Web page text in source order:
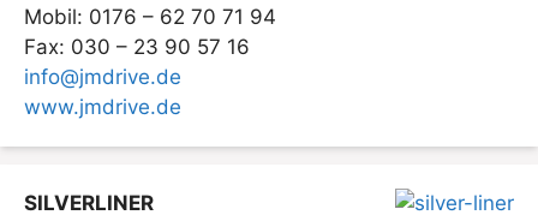
Mobil: 0176 – 62 70 71 94
Fax: 030 – 23 90 57 16
info@jmdrive.de
www.jmdrive.de
SILVERLINER